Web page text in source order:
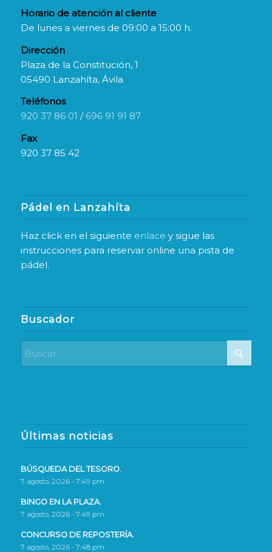
Horario de atención al cliente
De lunes a viernes de 09:00 a 15:00 h.
Dirección
Plaza de la Constitución, 1
05490 Lanzahíta, Ávila
Teléfonos
920 37 86 01 / 696 91 91 87
Fax
920 37 85 42
Pádel en Lanzahíta
Haz click en el siguiente enlace y sigue las
instrucciones para reservar online una pista de
pádel.
Buscador
Últimas noticias
BÚSQUEDA DEL TESORO.
7 agosto, 2026 - 7:49 pm
BINGO EN LA PLAZA.
7 agosto, 2026 - 7:49 pm
CONCURSO DE REPOSTERÍA.
7 agosto, 2026 - 7:48 pm